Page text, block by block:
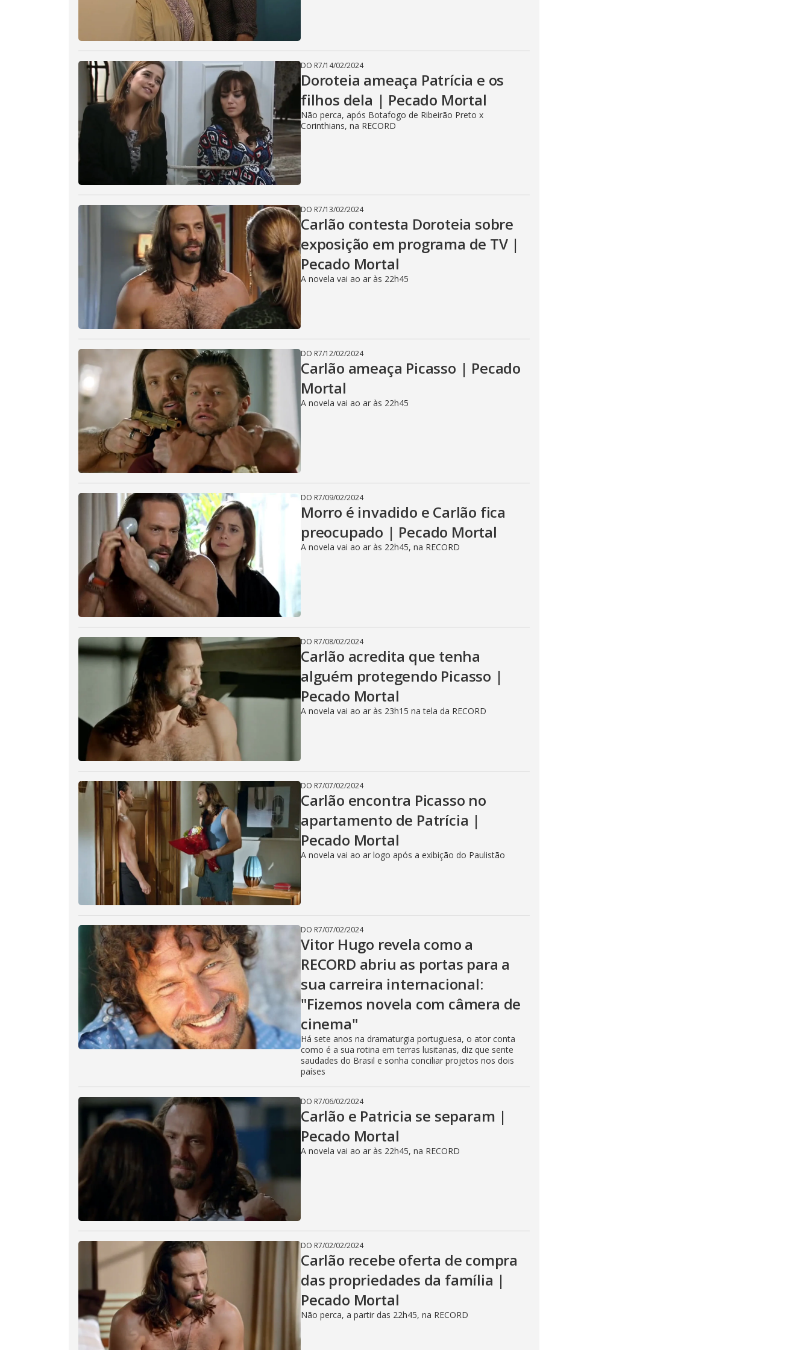
i
d
e
o
DO R7/14/02/2024
Doroteia ameaça Patrícia e os
filhos dela | Pecado Mortal
Não perca, após Botafogo de Ribeirão Preto x
Corinthians, na RECORD
DO R7/13/02/2024
Carlão contesta Doroteia sobre
exposição em programa de TV |
Pecado Mortal
A novela vai ao ar às 22h45
DO R7/12/02/2024
Carlão ameaça Picasso | Pecado
Mortal
A novela vai ao ar às 22h45
DO R7/09/02/2024
Morro é invadido e Carlão fica
preocupado | Pecado Mortal
A novela vai ao ar às 22h45, na RECORD
DO R7/08/02/2024
Carlão acredita que tenha
alguém protegendo Picasso |
Pecado Mortal
A novela vai ao ar às 23h15 na tela da RECORD
DO R7/07/02/2024
Carlão encontra Picasso no
apartamento de Patrícia |
Pecado Mortal
A novela vai ao ar logo após a exibição do Paulistão
DO R7/07/02/2024
Vitor Hugo revela como a
RECORD abriu as portas para a
sua carreira internacional:
"Fizemos novela com câmera de
cinema"
Há sete anos na dramaturgia portuguesa, o ator conta
como é a sua rotina em terras lusitanas, diz que sente
saudades do Brasil e sonha conciliar projetos nos dois
países
DO R7/06/02/2024
Carlão e Patricia se separam |
Pecado Mortal
A novela vai ao ar às 22h45, na RECORD
DO R7/02/02/2024
Carlão recebe oferta de compra
das propriedades da família |
Pecado Mortal
Não perca, a partir das 22h45, na RECORD